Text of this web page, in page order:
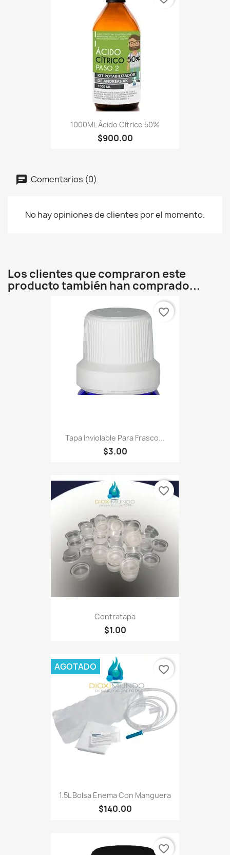
1000ML Ácido Cítrico 50%
$900.00
Comentarios (0)
No hay opiniones de clientes por el momento.
Los clientes que compraron este
producto también han comprado...
Tapa Inviolable Para Frasco...
$3.00
favorite_border
Contratapa
$1.00
favorite_border
1.5L Bolsa Enema Con Manguera
$140.00
AGOTADO favorite_border
favorite_border